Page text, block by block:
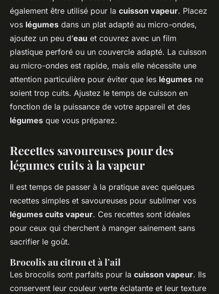
également être utilisé pour la cuisson vapeur. Placez
vos légumes dans un plat adapté au micro-ondes,
ajoutez un peu d’eau et couvrez avec un film
plastique perforé ou un couvercle adapté. La cuisson
au micro-ondes est rapide, mais elle nécessite une
attention particulière pour éviter que les légumes ne
soient trop cuits. Ajustez le temps de cuisson en
fonction de la puissance de votre appareil et des
légumes que vous préparez.
Recettes savoureuses pour des
légumes cuits à la vapeur
Il est temps de passer à la pratique avec quelques
recettes simples et savoureuses pour sublimer vos
légumes cuits vapeur. Ces recettes sont idéales
pour ceux qui cherchent à manger sainement sans
sacrifier le goût.
Brocolis au citron et à l’ail
Les brocolis sont parfaits pour la cuisson vapeur. Ils
conservent leur couleur verte éclatante et leur texture